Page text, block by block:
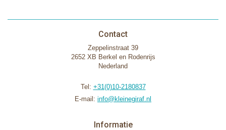
Contact
Zeppelinstraat 39
2652 XB Berkel en Rodenrijs
Nederland
Tel: +31(0)10-2180837
E-mail: info@kleinegiraf.nl
Informatie